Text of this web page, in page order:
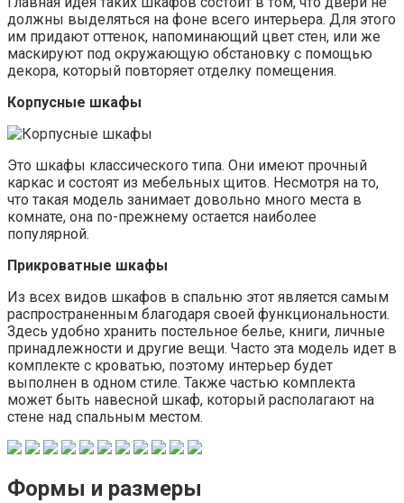
должны выделяться на фоне всего интерьера. Для этого
им придают оттенок, напоминающий цвет стен, или же
маскируют под окружающую обстановку с помощью
декора, который повторяет отделку помещения.
Корпусные шкафы
Это шкафы классического типа. Они имеют прочный
каркас и состоят из мебельных щитов. Несмотря на то,
что такая модель занимает довольно много места в
комнате, она по-прежнему остается наиболее
популярной.
Прикроватные шкафы
Из всех видов шкафов в спальню этот является самым
распространенным благодаря своей функциональности.
Здесь удобно хранить постельное белье, книги, личные
принадлежности и другие вещи. Часто эта модель идет в
комплекте с кроватью, поэтому интерьер будет
выполнен в одном стиле. Также частью комплекта
может быть навесной шкаф, который располагают на
стене над спальным местом.
Формы и размеры